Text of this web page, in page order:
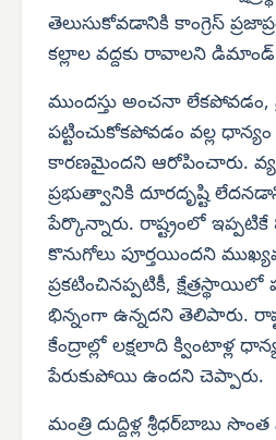
తెలుసుకోవడానికి కాంగ్రెస్
కల్లాల వద్దకు రావాలని
ముందస్తు అంచనా లేకపోవడం,
పట్టించుకోకపోవడం వల్ల
కారణమైందని ఆరోపించారు.
ప్రభుత్వానికి దూరదృష్టి
పేర్కొన్నారు. రాష్ట్రంలో
కొనుగోలు పూర్తయిందని
ప్రకటించినప్పటికీ, క్షేత్రస్థాయిలో
భిన్నంగా ఉన్నదని తెలిపారు.
కేంద్రాల్లో లక్షలాది క్వింటాళ్ల
పేరుకుపోయి ఉందని చెప్పారు.
మంత్రి దుద్దిళ్ల శ్రీధర్‌బాబు